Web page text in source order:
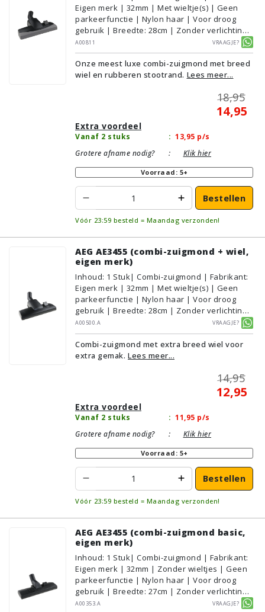
Eigen merk | 32mm | Met wieltje(s) | Geen
parkeerfunctie | Nylon haar | Voor droog
gebruik | Breedte: 28cm | Zonder verlichting |
Zonder kliksysteem | Kleur: Grijs, Zwart |
Alternatief | Geschikt voor vloertype:
Plavuizen/Tegels, Parket/Laminaat,
PVC/Vinyl, Tapijt/Vloerbedekking
A00811 Vraagje?
Onze meest luxe combi-zuigmond met breed
wiel en rubberen stootrand. Lees meer...
18,95
14,95
Extra voordeel
Vanaf 2 stuks : 13,95 p/s
Grotere afname nodig?
: Klik hier
Voorraad: 5+
Bestellen
Vóór 23:59 besteld = Maandag verzonden!
AEG AE3455 (combi-zuigmond + wiel,
eigen merk)
Inhoud: 1 Stuk| Combi-zuigmond | Fabrikant:
Eigen merk | 32mm | Met wieltje(s) | Geen
parkeerfunctie | Nylon haar | Voor droog
gebruik | Breedte: 28cm | Zonder verlichting |
Zonder kliksysteem | Zwart | Alternatief |
Geschikt voor vloertype: Plavuizen/Tegels,
Parket/Laminaat, PVC/Vinyl,
Tapijt/Vloerbedekking
A00500.A Vraagje?
Combi-zuigmond met extra breed wiel voor
extra gemak. Lees meer...
14,95
12,95
Extra voordeel
Vanaf 2 stuks : 11,95 p/s
Grotere afname nodig?
: Klik hier
Voorraad: 5+
Bestellen
Vóór 23:59 besteld = Maandag verzonden!
AEG AE3455 (combi-zuigmond basic,
eigen merk)
Inhoud: 1 Stuk| Combi-zuigmond | Fabrikant:
Eigen merk | 32mm | Zonder wieltjes | Geen
parkeerfunctie | Nylon haar | Voor droog
gebruik | Breedte: 27cm | Zonder verlichting |
Zonder kliksysteem | Zwart | Alternatief |
A00353.A Vraagje?